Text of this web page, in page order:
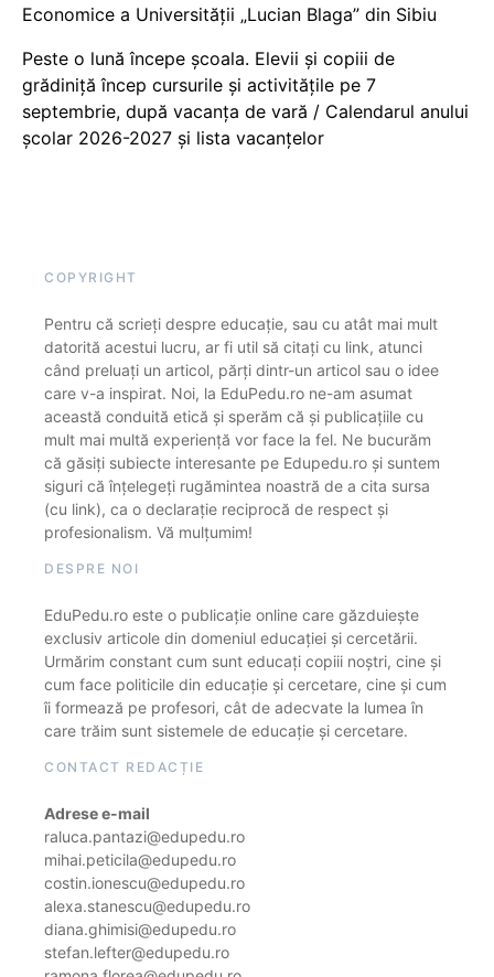
Economice a Universității „Lucian Blaga” din Sibiu
Peste o lună începe școala. Elevii și copiii de
grădiniță încep cursurile și activitățile pe 7
septembrie, după vacanța de vară / Calendarul anului
școlar 2026-2027 și lista vacanțelor
COPYRIGHT
Pentru că scrieți despre educație, sau cu atât mai mult
datorită acestui lucru, ar fi util să citați cu link, atunci
când preluați un articol, părți dintr-un articol sau o idee
care v-a inspirat. Noi, la EduPedu.ro ne-am asumat
această conduită etică și sperăm că și publicațiile cu
mult mai multă experiență vor face la fel. Ne bucurăm
că găsiți subiecte interesante pe Edupedu.ro și suntem
siguri că înțelegeți rugămintea noastră de a cita sursa
(cu link), ca o declarație reciprocă de respect și
profesionalism. Vă mulțumim!
DESPRE NOI
EduPedu.ro este o publicație online care găzduiește
exclusiv articole din domeniul educației și cercetării.
Urmărim constant cum sunt educați copiii noștri, cine și
cum face politicile din educație și cercetare, cine și cum
îi formează pe profesori, cât de adecvate la lumea în
care trăim sunt sistemele de educație și cercetare.
CONTACT REDACȚIE
Adrese e-mail
raluca.pantazi@edupedu.ro
mihai.peticila@edupedu.ro
costin.ionescu@edupedu.ro
alexa.stanescu@edupedu.ro
diana.ghimisi@edupedu.ro
stefan.lefter@edupedu.ro